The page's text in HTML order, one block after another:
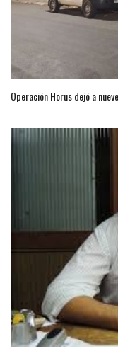
Operación Horus dejó a